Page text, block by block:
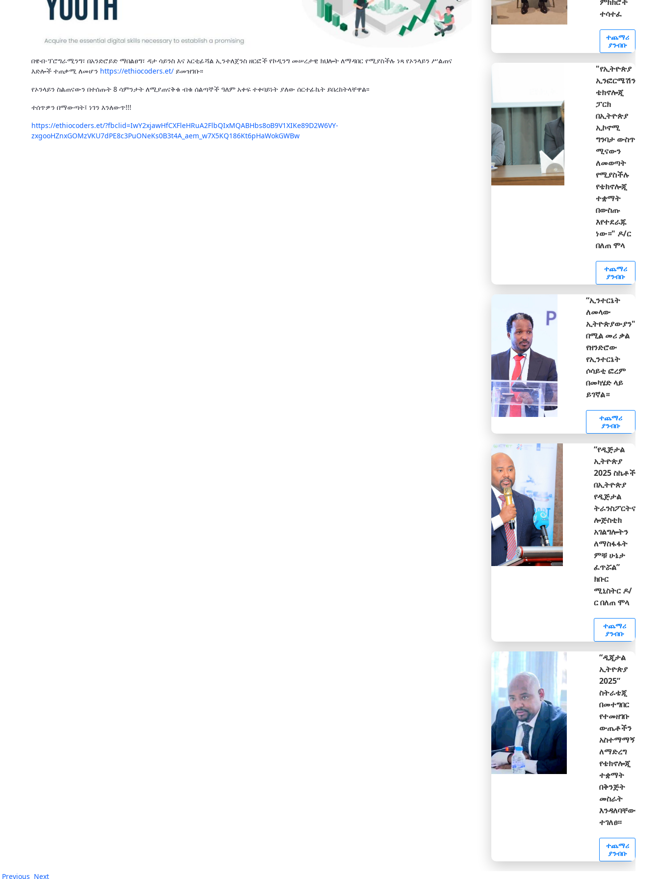
በዌብ-ፕሮግራሚንግ፣ በአንድሮይድ ማበልፀግ፣ ዳታ ሳይንስ እና አርቲፊሻል ኢንተለጀንስ ዘርፎች የኮዲንግ መሠረታዊ ክህሎት ለማዳበር የሚያስችሉ ነጻ የኦንላይን ሥልጠና
እድሎች ተጠቃሚ ለመሆን https://ethiocoders.et/ ይመዝገቡ፡፡
የኦንላይን ስልጠናውን በተሰጡት 8 ሳምንታት ለሚያጠናቅቁ ብቁ ሰልጣኞች ዓለም አቀፍ ተቀባይነት ያለው ሰርተፊኬት ይበረከትላቸዋል፡፡
ተሰጥዎን በማውጣት፤ ነገን እንለውጥ!!!
https://ethiocoders.et/?fbclid=IwY2xjawHfCXFleHRuA2FlbQIxMQABHbs8oB9V1XIKe89D2W6VY-
zxgooHZnxGOMzVKU7dPE8c3PuONeKs0B3t4A_aem_w7X5KQ186Kt6pHaWokGWBw
ተሳተፈ
ተጨማሪ
ያንብቡ
"የኢትዮጵያ
ኢንፎርሜሽን
ቴክኖሎጂ
ፓርክ
በኢትዮጵያ
ኢኮኖሚ
ግንባታ ውስጥ
ሚናውን
ለመወጣት
የሚያስችሉ
የቴክኖሎጂ
ተቋማት
በውስጡ
እየተደራጁ
ነው።" ዶ/ር
በለጠ ሞላ
ተጨማሪ
ያንብቡ
“ኢንተርኔት
ለመላው
ኢትዮጵያውያን"
በሚል መሪ ቃል
የዘንድሮው
የኢንተርኔት
ሶሳይቲ ፎረም
በመካሄድ ላይ
ይገኛል።
ተጨማሪ
ያንብቡ
“የዲጅታል
ኢትዮጵያ
2025 ስኬቶች
በኢትዮጵያ
የዲጅታል
ትራንስፖርትና
ሎጅስቲክ
አገልግሎትን
ለማስፋፋት
ምቹ ሁኔታ
ፈጥሯል”
ክቡር
ሚኒስትር ዶ/
ር በለጠ ሞላ
ተጨማሪ
ያንብቡ
“ዲጂታል
ኢትዮጵያ
2025”
ስትራቴጂ
በመተግበር
የተመዘገቡ
ውጤቶችን
አስተማማኝ
ለማድረግ
የቴክኖሎጂ
ተቋማት
በቅንጅት
መስራት
እንዳለባቸው
ተገለፀ፡፡
ተጨማሪ
ያንብቡ
Previous Next